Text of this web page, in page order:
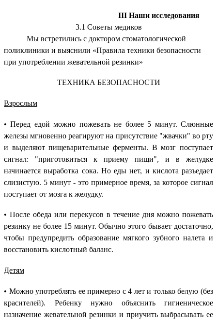
III Наши исследования
3.1 Советы медиков
Мы встретились с доктором стоматологической
поликлиники и выяснили «Правила техники безопасности
при употреблении жевательной резинки»
ТЕХНИКА БЕЗОПАСНОСТИ
Взрослым
• Перед едой можно пожевать не более 5 минут. Слюнные
железы мгновенно реагируют на присутствие "жвачки" во рту
и выделяют пищеварительные ферменты. В мозг поступает
сигнал: "приготовиться к приему пищи", и в желудке
начинается выработка сока. Но еды нет, и кислота разъедает
слизистую. 5 минут - это примерное время, за которое сигнал
поступает от мозга к желудку.
• После обеда или перекусов в течение дня можно пожевать
резинку не более 15 минут. Обычно этого бывает достаточно,
чтобы предупредить образование мягкого зубного налета и
восстановить кислотный баланс.
Детям
• Можно употреблять ее примерно с 4 лет и только белую (без
красителей). Ребенку нужно объяснить гигиеническое
назначение жевательной резинки и приучить выбрасывать ее